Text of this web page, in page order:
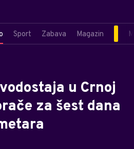
Sport Zabava Magazin
u Crnoj
za šest dana